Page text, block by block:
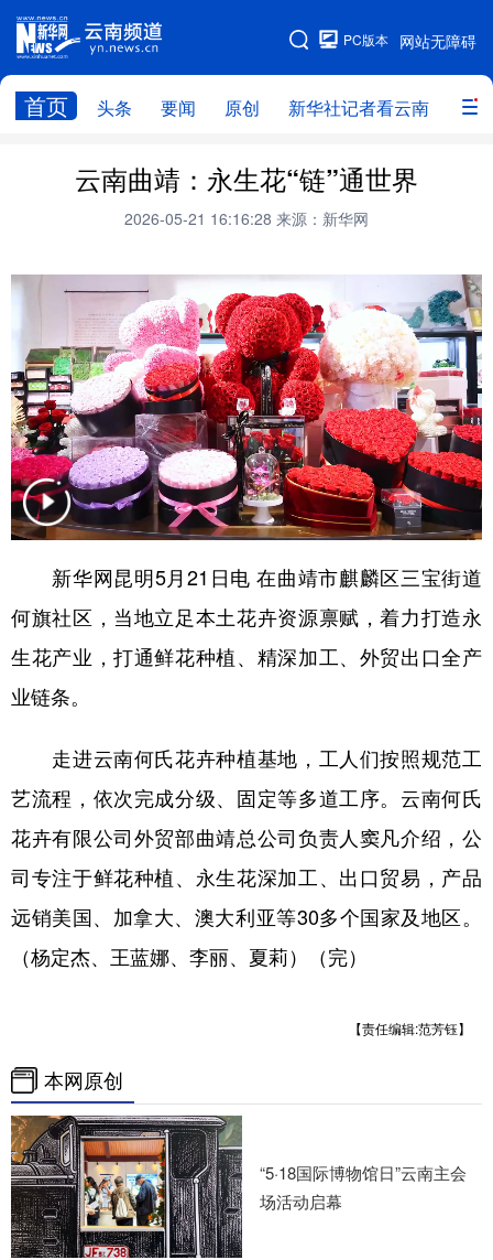
网站无障碍
PC版本
首页 头条 要闻 原创 新华社记者看云南 政务
网站地图
头条 云南要闻 本网原创
新华社记者看云南 政务
教育
州市
社会
图片
经济 服务 云南故事
云南青年说 趣看文物
云南曲靖：永生花“链”通世界
2026-05-21 16:16:28 来源：新华网
新华网昆明5月21日电 在曲靖市麒麟区三宝街道
何旗社区，当地立足本土花卉资源禀赋，着力打造永
生花产业，打通鲜花种植、精深加工、外贸出口全产
业链条。
走进云南何氏花卉种植基地，工人们按照规范工
艺流程，依次完成分级、固定等多道工序。云南何氏
花卉有限公司外贸部曲靖总公司负责人窦凡介绍，公
司专注于鲜花种植、永生花深加工、出口贸易，产品
远销美国、加拿大、澳大利亚等30多个国家及地区。
（杨定杰、王蓝娜、李丽、夏莉）（完）
【责任编辑:范芳钰】
本网原创
“5·18国际博物馆日”云南主会
场活动启幕